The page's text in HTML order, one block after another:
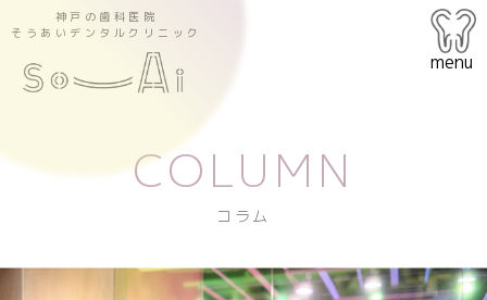
神戸の歯科医院
そうあいデンタルクリニック
menu
COLUMN
コラム